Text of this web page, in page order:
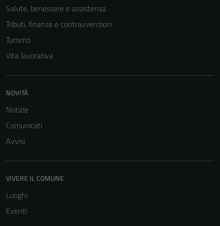
Salute, benessere e assistenza
Tributi, finanze e contravvenzioni
Turismo
Vita lavorativa
NOVITÀ
Notizie
Comunicati
Avvisi
VIVERE IL COMUNE
Luoghi
Eventi